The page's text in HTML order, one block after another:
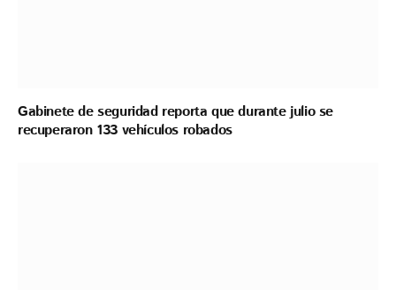
Gabinete de seguridad reporta que durante julio se
recuperaron 133 vehículos robados